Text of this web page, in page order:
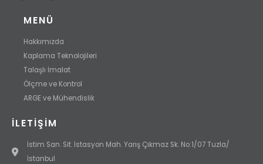
MENÜ
Hakkımızda
Kaplama Teknolojileri
Talaşlı İmalat
Ölçme ve Kontrol
ARGE ve Mühendislik
İLETIŞIM
İstim San. Sit. İstasyon Mah. Yarış Çıkmaz Sk. No:1/07 Tuzla/
İstanbul